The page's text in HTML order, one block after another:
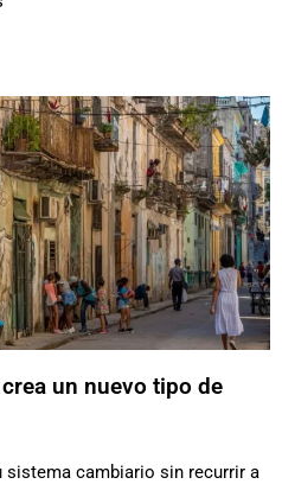
un nuevo tipo de
sistema cambiario sin recurrir a